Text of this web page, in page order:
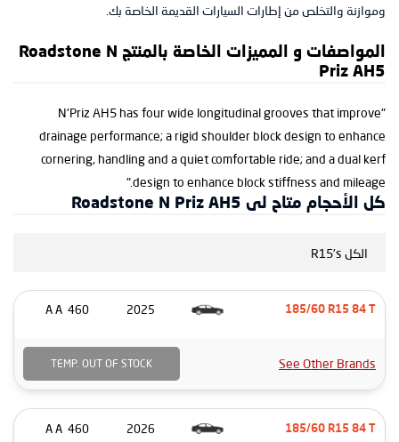
وموازنة والتخلص من إطارات السيارات القديمة الخاصة بك.
المواصفات و المميزات الخاصة بالمنتج Roadstone N
Priz AH5
"N'Priz AH5 has four wide longitudinal grooves that improve
drainage performance; a rigid shoulder block design to enhance
cornering, handling and a quiet comfortable ride; and a dual kerf
design to enhance block stiffness and mileage."
كل الأحجام متاح لى Roadstone N Priz AH5
الكل R15's
185/60 R15 84 T
2025
460 A A
See Other Brands
TEMP. OUT OF STOCK
185/60 R15 84 T
2026
460 A A